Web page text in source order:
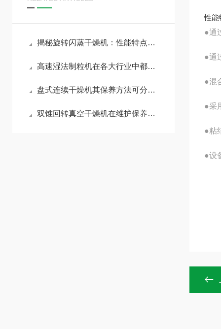
揭秘旋转闪蒸干燥机：性能特点大解析！
高速湿法制粒机在各大行业中都有着怎样的作用呢？
盘式连续干燥机其保养方法可分为以下几档
双锥回转真空干燥机在维护保养方面需从以下方面入手
性能
●通
●通
●混
●采
●粘
●设